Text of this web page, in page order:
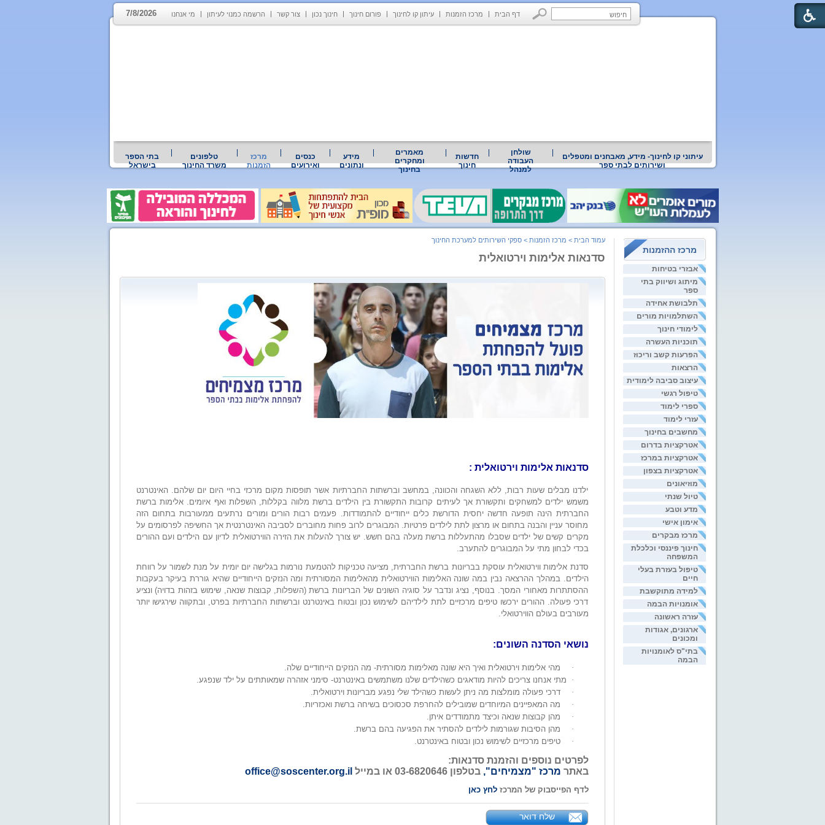
דף הבית מרכז הזמנות עיתון קו לחינוך פורום חינוך חינוך נכון צור קשר הרשמה כמנוי לעיתון מי אנחנו 7/8/2026
עיתוני קו לחינוך- מידע, מאבחנים ומטפלים
ושירותים לבתי ספר
שולחן
העבודה
למנהל
חדשות
חינוך
מאמרים
ומחקרים
בחינוך
מידע
ונתונים
כנסים
ואירועים
מרכז
הזמנות
טלפונים
משרד החינוך
בתי הספר
בישראל
מרכז ההזמנות
אבזרי בטיחות
מיתוג ושיווק בתי
ספר
תלבושת אחידה
השתלמויות מורים
לימודי חינוך
תוכניות העשרה
הפרעות קשב וריכוז
הרצאות
עיצוב סביבה לימודית
טיפול רגשי
ספרי לימוד
עזרי לימוד
מחשבים בחינוך
אטרקציות בדרום
אטרקציות במרכז
אטרקציות בצפון
מוזיאונים
טיול שנתי
מדע וטבע
אימון אישי
מרכז מבקרים
חינוך פיננסי וכלכלת
המשפחה
טיפול בעזרת בעלי
חיים
למידה מתוקשבת
אומנויות הבמה
עזרה ראשונה
ארגונים, אגודות
ומכונים
בתי"ס לאומנויות
הבמה
עמוד הבית > מרכז הזמנות > ספקי השירותים למערכת החינוך
סדנאות אלימות וירטואלית
סדנאות אלימות וירטואלית :
ילדנו מבלים שעות רבות, ללא השגחה והכוונה, במחשב וברשתות החברתיות אשר תופסות מקום מרכזי בחיי היום יום שלהם. האינטרנט
משמש ילדים למשחקים ותקשורת אך לעיתים קרובות התקשורת בין הילדים ברשת מלווה בקללות, השפלות ואף איומים. אלימות ברשת
החברתית הינה תופעה חדשה יחסית הדורשת כלים ייחודיים להתמודדות. פעמים רבות הורים ומורים נרתעים ממעורבות בתחום הזה
מחוסר עניין והבנה בתחום או מרצון לתת לילדים פרטיות. המבוגרים לרוב פחות מחוברים לסביבה האינטרנטית אך החשיפה לפרסומים על
מקרים קשים של ילדים שסבלו מהתעללות ברשת מעלה בהם חשש. יש צורך להעלות את הזירה הווירטואלית לדיון עם הילדים ועם ההורים
בכדי לבחון מתי על המבוגרים להתערב.
סדנת אלימות ווירטואלית עוסקת בבריונות ברשת החברתית, מציעה טכניקות להטמעת נורמות בגלישה יום יומית על מנת לשמור על רווחת
הילדים. במהלך ההרצאה נבין במה שונה האלימות הווירטואלית מהאלימות המסורתית ומה הנזקים הייחודיים שהיא גוררת בעיקר בעקבות
ההסתתרות מאחורי המסך. בנוסף, נציג ונדבר על סוגיה השונים של הבריונות ברשת (השפלות, קבוצות שנאה, שימוש בזהות בדויה) ונציע
דרכי פעולה. ההורים ירכשו טיפים מרכזיים לתת לילדיהם לשימוש נכון ובטוח באינטרנט וברשתות החברתיות בפרט, ובתקווה שירגישו יותר
מעורבים בעולם הווירטואלי.
נושאי הסדנה השונים:
· מהי אלימות וירטואלית ואיך היא שונה מאלימות מסורתית- מה הנזקים הייחודיים שלה.
· מתי אנחנו צריכים להיות מודאגים כשהילדים שלנו משתמשים באינטרנט- סימני אזהרה שמאותתים על ילד שנפגע.
· דרכי פעולה מומלצות מה ניתן לעשות כשהילד שלי נפגע מבריונות וירטואלית.
· מה המאפיינים המיוחדים שמובילים להחרפת סכסוכים בשיחה ברשת ואכזריות.
· מהן קבוצות שנאה וכיצד מתמודדים איתן.
· מהן הסיבות שגורמות לילדים להסתיר את הפגיעה בהם ברשת.
· טיפים מרכזיים לשימוש נכון ובטוח באינטרנט.
לפרטים נוספים והזמנת סדנאות:
באתר מרכז "מצמיחים", בטלפון 03-6820646 או במייל office@soscenter.org.il
לדף הפייסבוק של המרכזלחץ כאן
שלח דואר